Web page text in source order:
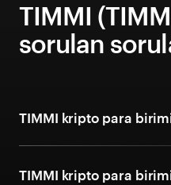
TIMMI
sorulan
TIMMI kripto para
TIMMI kripto para